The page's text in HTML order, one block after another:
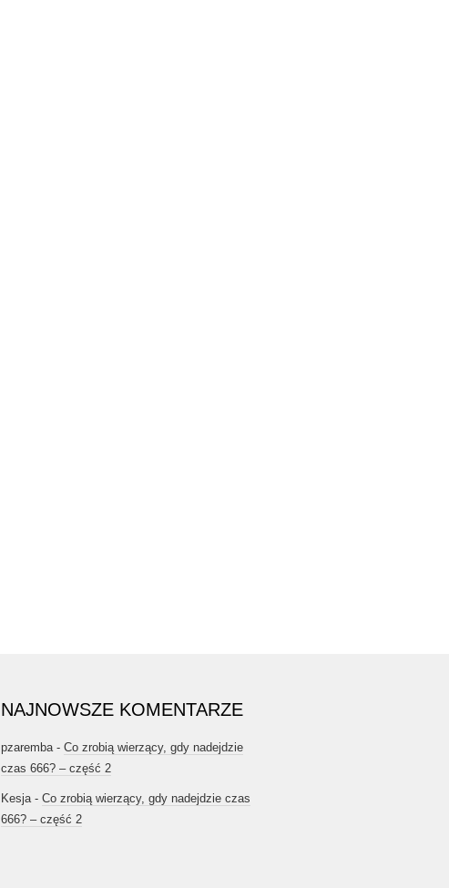
NAJNOWSZE KOMENTARZE
pzaremba- Co zrobią wierzący, gdy nadejdzie
czas 666? – część 2
Kesja- Co zrobią wierzący, gdy nadejdzie czas
666? – część 2